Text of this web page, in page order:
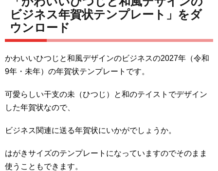
ビジネス年賀状テンプレート」をダ
ウンロード
かわいいひつじと和風デザインのビジネスの2027年（令和
9年・未年）の年賀状テンプレートです。
可愛らしい干支の未（ひつじ）と和のテイストでデザイン
した年賀状なので、
ビジネス関連に送る年賀状にいかがでしょうか。
はがきサイズのテンプレートになっていますのでそのまま
使うこともできます。